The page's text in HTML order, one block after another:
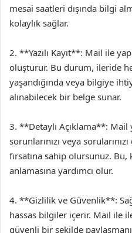
mesai saatleri dışında bilgi
kolaylık sağlar.
2. **Yazılı Kayıt**: Mail ile
oluşturur. Bu durum, ileride
yaşandığında veya bilgiye
alınabilecek bir belge sunar.
3. **Detaylı Açıklama**:
sorunlarınızı veya
fırsatına sahip olursunuz.
anlamasına yardımcı olur.
4. **Gizlilik ve Güvenlik**:
hassas bilgiler içerir. Mail ile
güvenli bir şekilde